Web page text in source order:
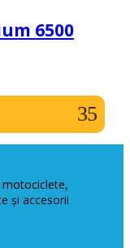
6500